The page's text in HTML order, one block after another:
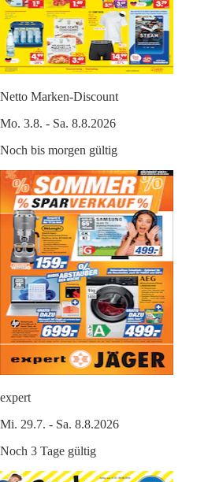
Netto Marken-Discount
Mo. 3.8. - Sa. 8.8.2026
Noch bis morgen gültig
expert
Mi. 29.7. - Sa. 8.8.2026
Noch 3 Tage gültig